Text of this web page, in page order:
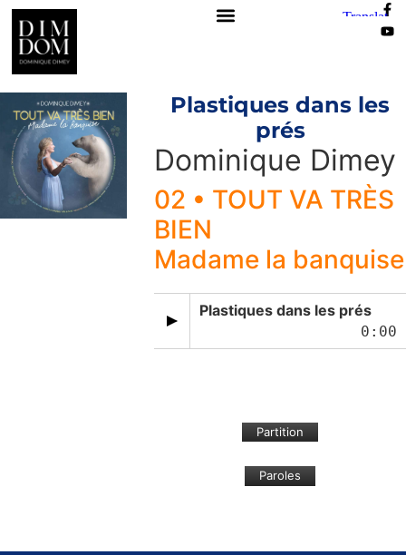
Plastiques dans les
prés
Dominique Dimey
02 • TOUT VA TRÈS
BIEN
Madame la banquise
Plastiques dans les prés
0:00
Partition
Paroles